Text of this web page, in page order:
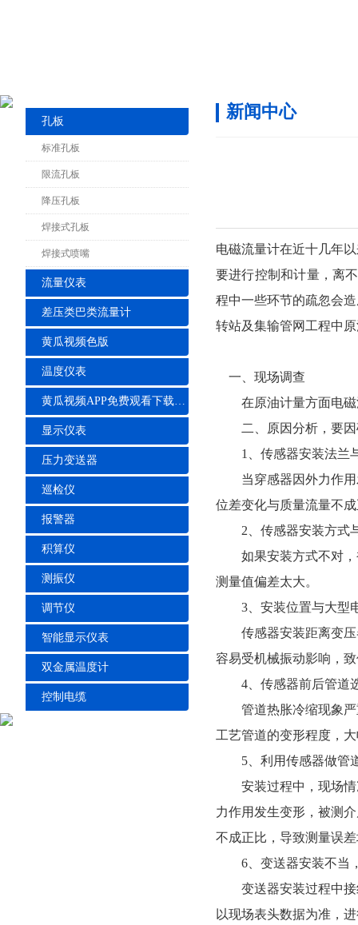
孔板
标准孔板
限流孔板
降压孔板
焊接式孔板
焊接式喷嘴
流量仪表
差压类巴类流量计
黄瓜视频色版
温度仪表
黄瓜视频APP免费观看下载安装
显示仪表
压力变送器
巡检仪
报警器
积算仪
测振仪
调节仪
智能显示仪表
双金属温度计
控制电缆
新闻中心
电磁流量计在近十几年
要进行控制和计量，离
程中一些环节的疏忽会
转站及集输管网工程中
一、现场调查
在原油计量方面电磁
二、原因分析，要因
1、传感器安装法兰与
当穿感器因外力作用
位差变化与质量流量不
2、传感器安装方式与
如果安装方式不对，
测量值偏差太大。
3、安装位置与大型电
传感器安装距离变压
容易受机械振动影响，
4、传感器前后管道选
管道热胀冷缩现象严
工艺管道的变形程度，
5、利用传感器做管道
安装过程中，现场情
力作用发生变形，被测
不成正比，导致测量误
6、变送器安装不当
变送器安装过程中接
以现场表头数据为准，